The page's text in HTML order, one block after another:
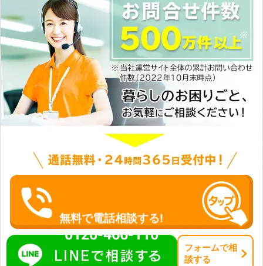
無料で電話相談する!
0120-466-110
フォームで相
談する